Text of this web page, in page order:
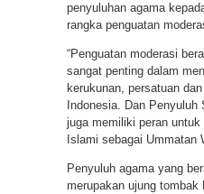
penyuluhan agama
rangka penguatan
“Penguatan moderasi
sangat penting dalam
kerukunan, persatuan
Indonesia. Dan Penyuluh
juga memiliki peran
Islami sebagai Ummatan
Penyuluh agama yang
merupakan ujung tombak